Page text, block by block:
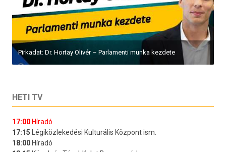
Pirkadat: Dr. Hortay Olivér – Parlamenti munka kezdete
HETI TV